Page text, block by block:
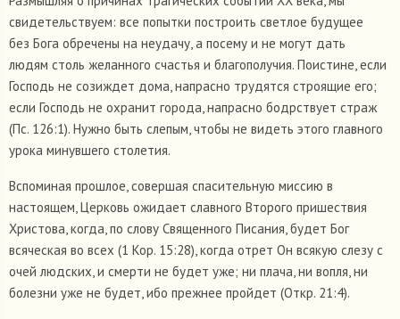
свидетельствуем: все попытки построить светлое будущее
без Бога обречены на неудачу, а посему и не могут дать
людям столь желанного счастья и благополучия. Поистине, если
Господь не созиждет дома, напрасно трудятся строящие его;
если Господь не охранит города, напрасно бодрствует страж
(Пс. 126:1). Нужно быть слепым, чтобы не видеть этого главного
урока минувшего столетия.
Вспоминая прошлое, совершая спасительную миссию в
настоящем, Церковь ожидает славного Второго пришествия
Христова, когда, по слову Священного Писания, будет Бог
всяческая во всех (1 Кор. 15:28), когда отрет Он всякую слезу с
очей людских, и смерти не будет уже; ни плача, ни вопля, ни
болезни уже не будет, ибо прежнее пройдет (Откр. 21:4).